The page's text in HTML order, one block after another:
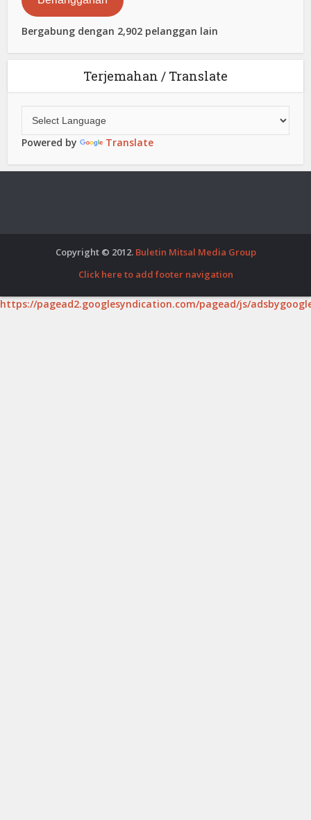
Bergabung dengan 2,902 pelanggan lain
Terjemahan / Translate
Powered by Translate
Copyright © 2012. Buletin Mitsal Media Group
Click here to add footer navigation
https://pagead2.googlesyndication.com/pagead/js/